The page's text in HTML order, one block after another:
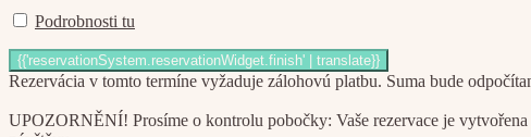
Podrobnosti tu
Rezervácia v tomto termíne vyžaduje zálohovú platbu. Suma bude
UPOZORNĚNÍ! Prosíme o kontrolu pobočky: Vaše rezervace je